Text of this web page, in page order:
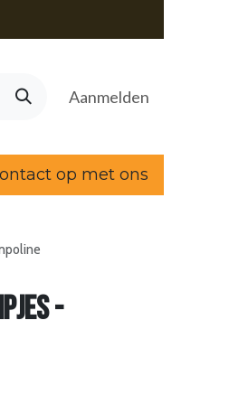
Aanmelden
op met ons
-